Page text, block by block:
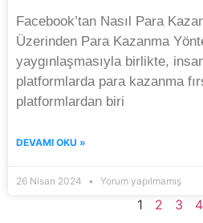
Facebook’tan Nasıl Para
Üzerinden Para Kazanma
yaygınlaşmasıyla birlikte,
platformlarda para kazanma
platformlardan biri
DEVAMI OKU »
26 Nisan 2024 Yorum yapılmamış
1 2 3 4